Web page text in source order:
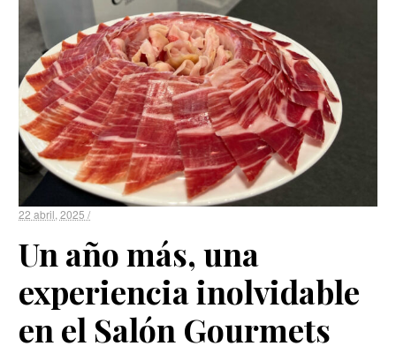
22 abril, 2025 /
Un año más, una
experiencia inolvidable
en el Salón Gourmets